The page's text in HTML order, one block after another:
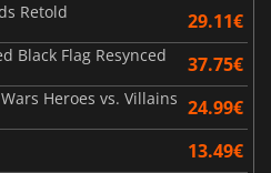
Retold
29.11€
Black Flag Resynced 37.75€
Heroes vs. Villains 24.99€
13.49€